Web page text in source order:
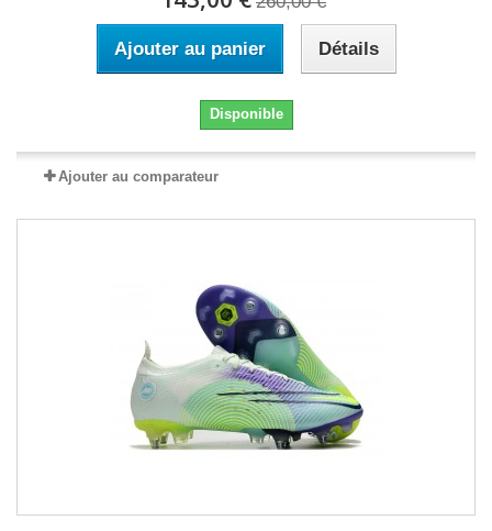
Ajouter au panier Détails
Disponible
Ajouter au comparateur